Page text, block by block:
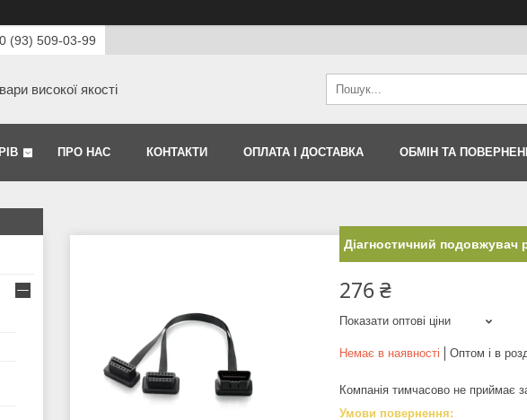
(93) 509-03-99
високої якості
ПРО НАС КОНТАКТИ ОПЛАТА І ДОСТАВКА ОБМІН ТА
Діагностичний подовжувач
276 ₴
Показати оптові ціни
Немає в наявності Оптом і в
Компанія тимчасово не приймає